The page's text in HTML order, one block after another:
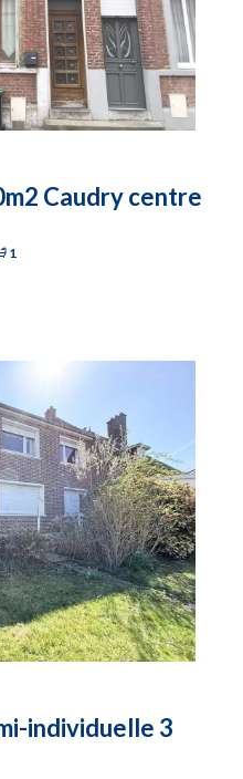
Caudry centre
1
individuelle 3